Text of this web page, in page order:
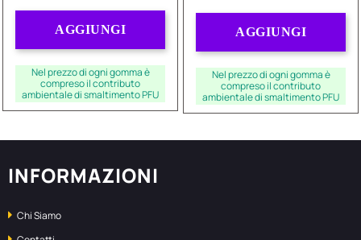
AGGIUNGI
Nel prezzo di ogni gomma è
compreso il contributo
ambientale di smaltimento PFU
AGGIUNGI
Nel prezzo di ogni gomma è
compreso il contributo
ambientale di smaltimento PFU
INFORMAZIONI
Chi Siamo